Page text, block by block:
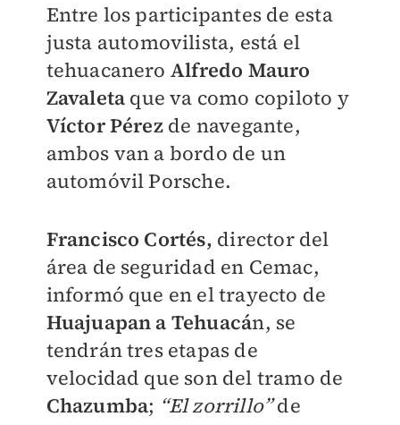
Entre los participantes de esta
justa automovilista, está el
tehuacanero Alfredo Mauro
Zavaleta que va como copiloto y
Víctor Pérez de navegante,
ambos van a bordo de un
automóvil Porsche.
Francisco Cortés, director del
área de seguridad en Cemac,
informó que en el trayecto de
Huajuapan a Tehuacán, se
tendrán tres etapas de
velocidad que son del tramo de
Chazumba; “El zorrillo”de